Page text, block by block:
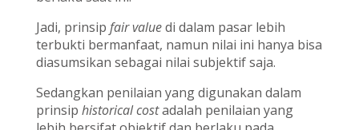
Jadi, prinsip fair valuedi dalam pasar lebih
terbukti bermanfaat, namun nilai ini hanya bisa
diasumsikan sebagai nilai subjektif saja.
Sedangkan penilaian yang digunakan dalam
prinsip historical costadalah penilaian yang